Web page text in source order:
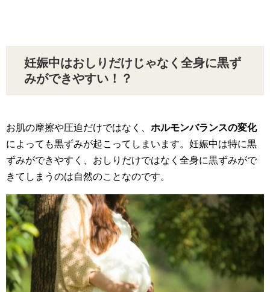
妊娠中はおしりだけじゃなく全身に黒ず
みができやすい！？
お肌の摩擦や圧迫だけではなく、 ホルモンバランスの変化
によっても黒ずみが起こってしまいます。妊娠中は特に黒
ずみができやすく、おしりだけではなく全身に黒ずみがで
きてしまうのは自然のことなのです。